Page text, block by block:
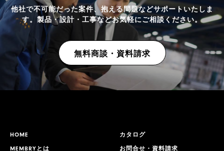
他社で不可能だった案件、抱える問題などサポートいたしま
す。 製品・設計・工事などお気軽にご相談ください。
無料商談・資料請求
HOME
MEMBRYとは
カタログ
お問合せ・資料請求